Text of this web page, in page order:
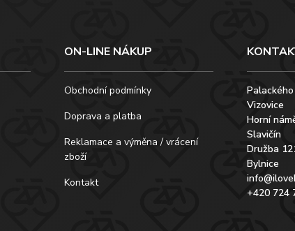
ON-LINE NÁKUP
Obchodní podmínky
Doprava a platba
Reklamace a výměna / vrácení
zboží
Kontakt
Vizovice
Horní
Slavičín
Družba
Bylnice
+420 724